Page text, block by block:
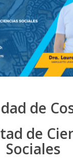
de
de
Sociales